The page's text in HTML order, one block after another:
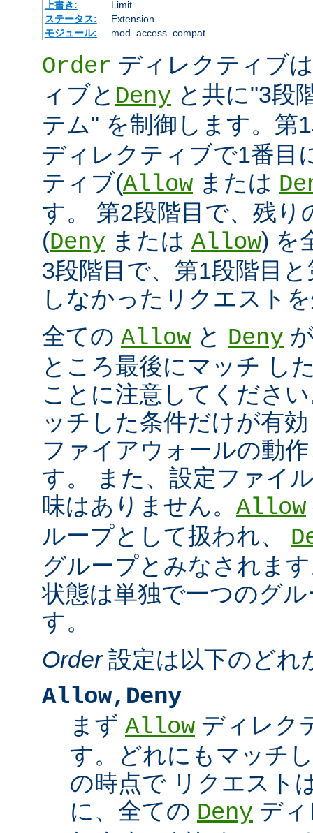
上書き:
Limit
ステータス:
Extension
モジュール:
mod_access_compat
Order ディレクティブ
ィブと Deny と共に"3段
テム" を制御します。第
ディレクティブで1番目
ティブ(Allow または
す。 第2段階目で、残り
(Deny または Allow) を
3段階目で、第1段階目
しなかったリクエスト
全ての Allow と Deny
ところ最後にマッチ し
ことに注意してくださ
ッチした条件だけが有
ファイアウォールの動
す。 また、設定ファイ
味はありません。 Allow
ループとして扱われ、
グループとみなされま
状態は単独で一つのグ
す。
Order設定は以下のどれ
Allow,Deny
まず Allow ディレク
す。どれにもマッチ
の時点で リクエスト
に、全ての Deny デ